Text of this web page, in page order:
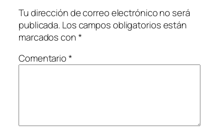
Tu dirección de correo electrónico no será
publicada. Los campos obligatorios están
marcados con*
Comentario*